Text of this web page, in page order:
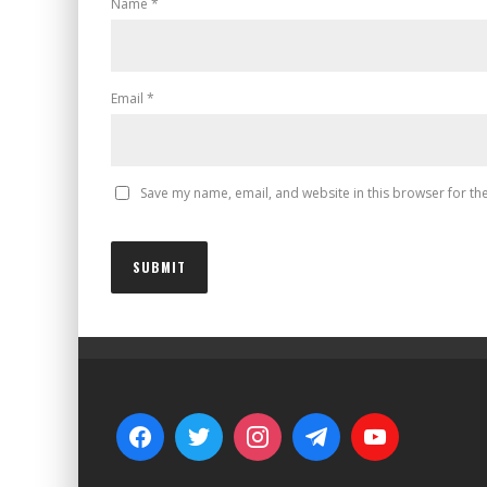
Email *
Save my name, email, and website in this browser for